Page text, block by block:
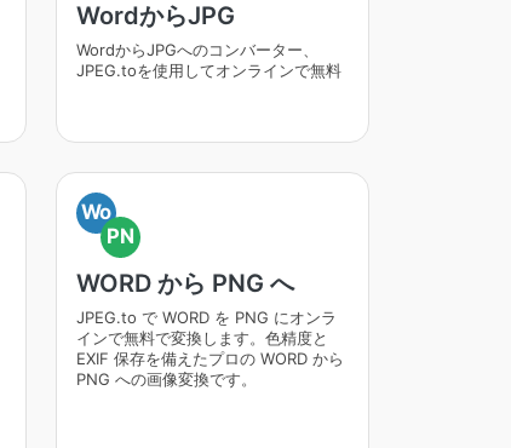
WordからJPG
WordからJPGへのコンバーター、
JPEG.toを使用してオンラインで無料
Wo
PN
WORD から PNG へ
JPEG.to で WORD を PNG にオンラ
インで無料で変換します。色精度と
EXIF 保存を備えたプロの WORD から
PNG への画像変換です。